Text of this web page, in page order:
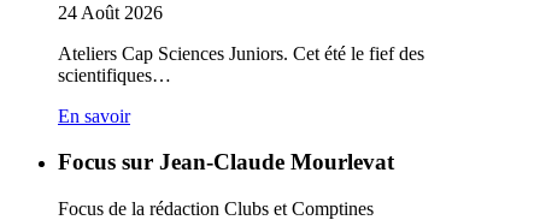
24 Août 2026
Ateliers Cap Sciences Juniors. Cet été le fief des
scientifiques…
En savoir
Focus sur Jean-Claude Mourlevat
Focus de la rédaction Clubs et Comptines